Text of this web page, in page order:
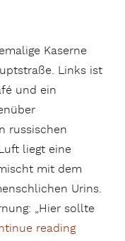
Kaserne
Links ist
und ein
russischen
liegt eine
mit dem
Urins.
„Hier sollte
reading